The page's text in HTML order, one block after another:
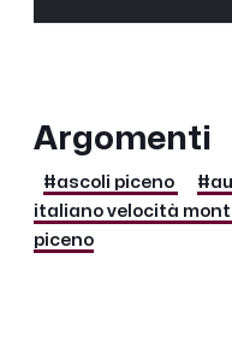
Argomenti
#ascoli piceno
italiano velocità
piceno